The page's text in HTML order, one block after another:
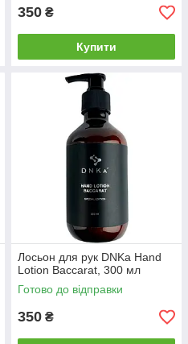
350 ₴
Купити
Лосьон для рук DNKa Hand
Lotion Baccarat, 300 мл
Готово до відправки
350 ₴